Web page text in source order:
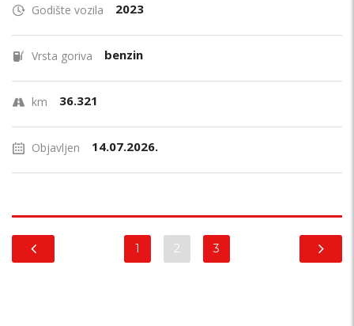
Godište vozila 2023
Vrsta goriva benzin
km 36.321
Objavljen 14.07.2026.
1 2 3